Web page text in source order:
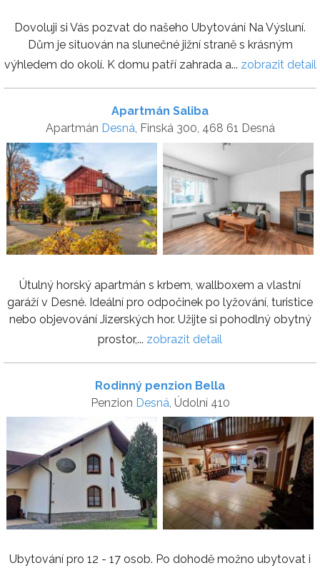
Dovoluji si Vás pozvat do našeho Ubytování Na Výsluní.
Dům je situován na slunečné jižní straně s krásným
výhledem do okolí. K domu patří zahrada a... zobrazit detail
Apartmán Saliba
Apartmán Desná, Finská 300, 468 61 Desná
Útulný horský apartmán s krbem, wallboxem a vlastní
garáží v Desné. Ideální pro odpočinek po lyžování, turistice
nebo objevování Jizerských hor. Užijte si pohodlný obytný
prostor,... zobrazit detail
Rodinný penzion Bella
Penzion Desná , Údolní 410
Ubytování pro 12 - 17 osob. Po dohodě možno ubytovat i